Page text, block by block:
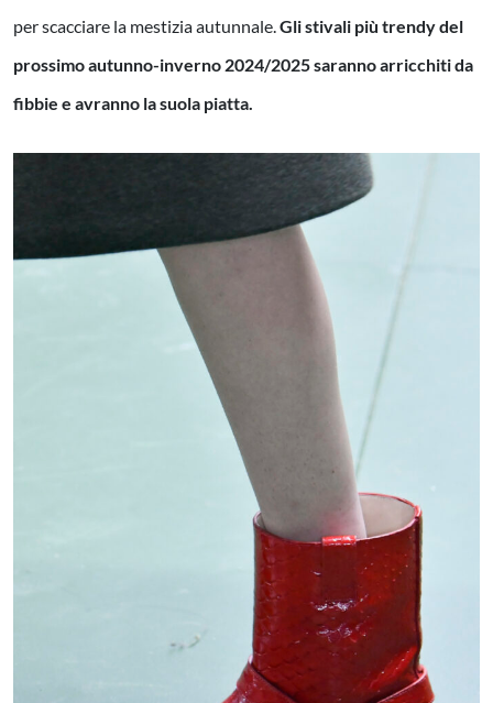
per scacciare la mestizia autunnale.Gli stivali più trendy del
prossimo autunno-inverno 2024/2025 saranno arricchiti da
fibbie e avranno la suola piatta.